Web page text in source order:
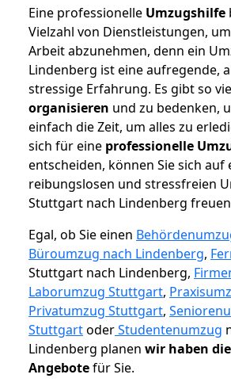
Eine professionelle Umzugshilfe
Vielzahl von Dienstleistungen,
Arbeit abzunehmen, denn ein
Lindenberg ist eine aufregende,
stressige Erfahrung. Es gibt so
organisieren und zu bedenken,
einfach die Zeit, um alles zu
sich für eine professionelle
entscheiden, können Sie sich auf
reibungslosen und stressfreien
Stuttgart nach Lindenberg
Egal, ob Sie einen
Büroumzug nach Lindenberg,
Stuttgart nach Lindenberg,
Laborumzug Stuttgart,
Privatumzug Stuttgart,
StuttgartoderStudentenumzug
Lindenberg planen wir haben
Angebotefür Sie.